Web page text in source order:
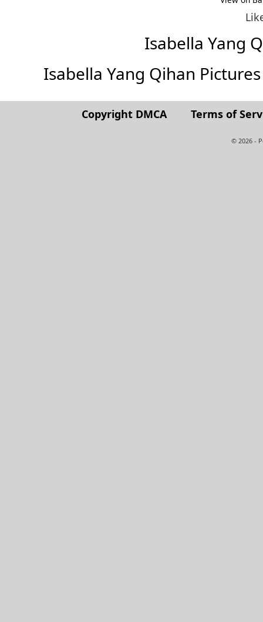
Isabella Yang
Isabella Yang Qihan
Copyright DMCA Terms of
© 2026 -